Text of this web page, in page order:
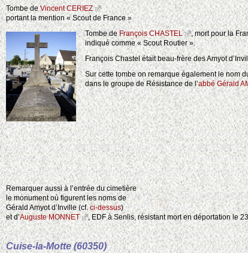
Tombe deVincent CERIEZ
portant la mention « Scout de France »
Tombe deFrançois CHASTEL
, mort pour la
indiqué comme « Scout Routier ».
François Chastel était beau-frère des Amyot
Sur cette tombe on remarque également le nom
dans le groupe de Résistance de l’abbé Gérald
Remarquer aussi à l’entrée du cimetière
le monument où figurent les noms de
Gérald Amyot d’Inville (cf. ci-dessus)
et d’Auguste MONNET , EDF à Senlis, résistant mort en déportation le
Cuise-la-Motte (60350)